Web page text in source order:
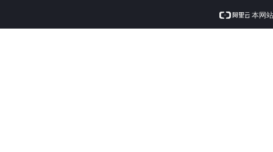
本网